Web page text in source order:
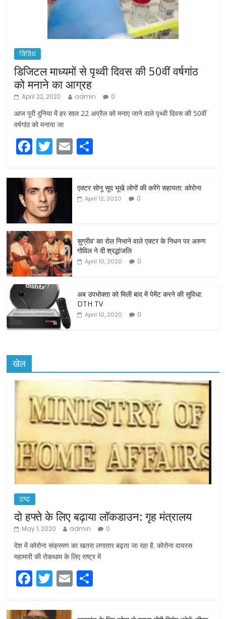
विविध
डिजिटल माध्यमों से पृथ्वी दिवस की 50वीं वर्षगांठ
को मनाने का आग्रह
April 22, 2020 admin 0
आज पूरी दुनिया में हर साल 22 अप्रैल को मनाए जाने वाले पृथ्वी दिवस की 50वीं
वर्षगांठ को मनाया जा
F
a
c
e
b
o
o
k
T
w
itt
er
E
m
ar
e
एक्टर सोनू सूद भूखे लोगों की करेंगे सहायता: कोरोना
April 12, 2020 0
सुग्रीव’ का रोल निभाने वाले एक्टर के निधन पर अरुण
गोविल ने दी श्रद्धांजलि
April 10, 2020 0
अब उपभोक्ता को मिली बाद में पेमेंट करने की सुविधा:
DTH TV
April 10, 2020 0
खेल
राष्ट्र
दो हफ्ते के लिए बढ़ाया लॉकडाउन: गृह मंत्रालय
May 1, 2020 admin 0
देश में कोरोना संक्रमण का खतरा लगातार बढ़ता जा रहा है. कोरोना वायरस
महामारी की रोकथाम के लिए राष्ट्र में
F
a
c
T
w
itt
E
m
ar